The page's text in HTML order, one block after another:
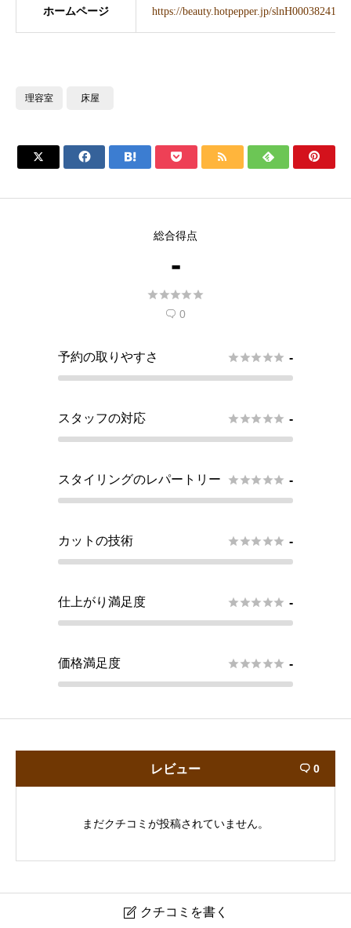
ホームページ https://beauty.hotpepper.jp/slnH000382414/
理容室 床屋
      
総合得点
-

 0
予約の取りやすさ  -
スタッフの対応  -
スタイリングのレパートリー  -
カットの技術  -
仕上がり満足度  -
価格満足度  -
レビュー  0
まだクチコミが投稿されていません。
 クチコミを書く